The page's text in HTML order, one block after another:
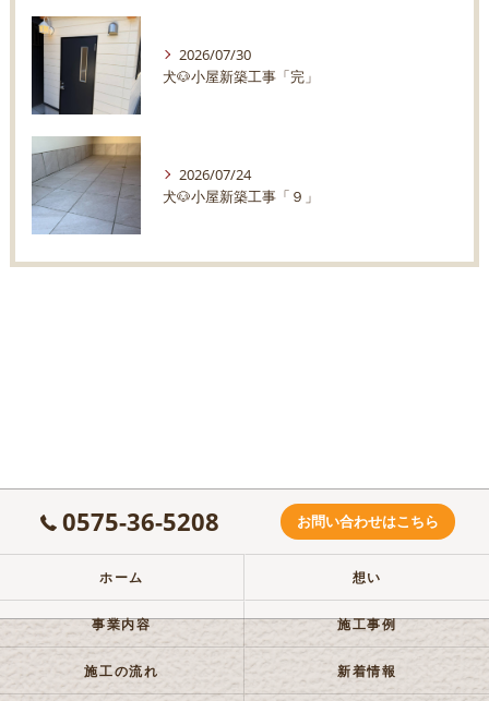
2026/07/30
犬🐶小屋新築工事「完」
2026/07/24
犬🐶小屋新築工事「９」
0575-36-5208 お問い合わせはこちら
ホーム 想い
事業内容 施工事例
施工の流れ 新着情報